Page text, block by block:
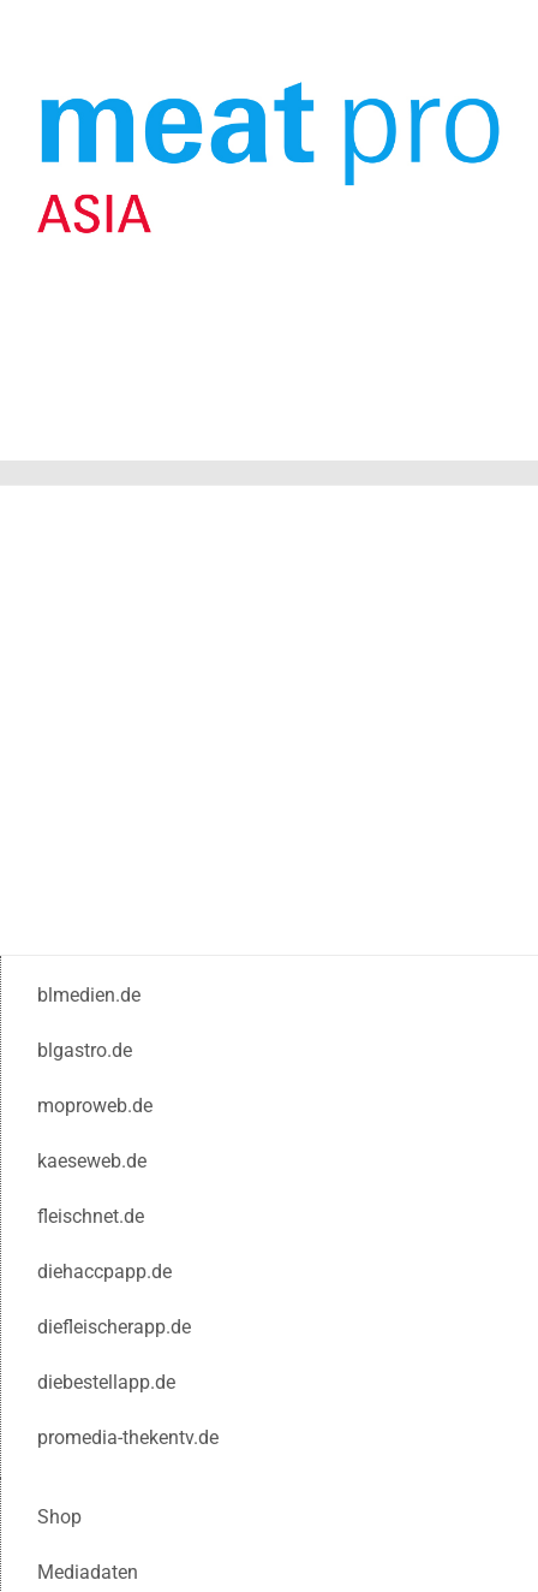
blmedien.de
blgastro.de
moproweb.de
kaeseweb.de
fleischnet.de
diehaccpapp.de
diefleischerapp.de
diebestellapp.de
promedia-thekentv.de
Shop
Mediadaten